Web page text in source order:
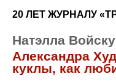
20 ЛЕТ ЖУРНАЛУ
Натэлла
Александра
куклы, как